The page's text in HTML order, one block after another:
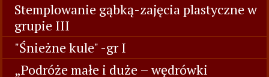
Stemplowanie gąbką-zajęcia plastyczne w
grupie III
"Śnieżne kule" -gr I
„Podróże małe i duże – wędrówki